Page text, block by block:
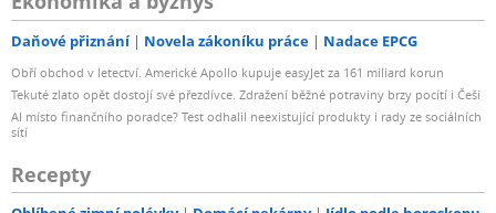
Daňové přiznání Novela zákoníku práce Nadace EPCG
Obří obchod v letectví. Americké Apollo kupuje easyJet za 161 miliard korun
Tekuté zlato opět dostojí své přezdívce. Zdražení běžné potraviny brzy pocítí i Češi
AI místo finančního poradce? Test odhalil neexistující produkty i rady ze sociálních
sítí
Recepty